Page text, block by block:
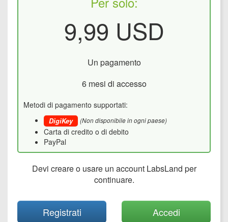
9,99 USD
Un pagamento
6 mesi di accesso
Metodi di pagamento supportati:
DigiKey (Non disponibile in ogni paese)
Carta di credito o di debito
PayPal
Devi creare o usare un account LabsLand per
continuare.
Registrati Accedi